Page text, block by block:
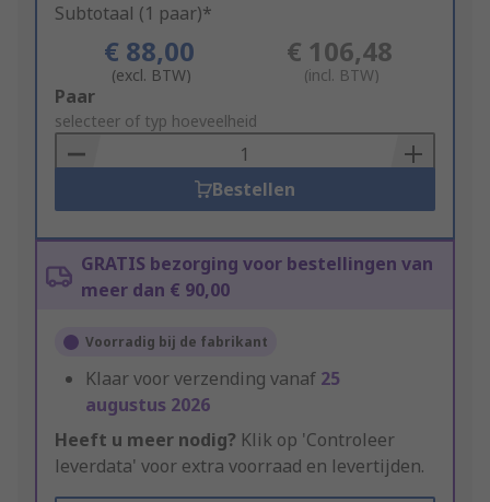
Subtotaal (1 paar)*
€ 88,00
(excl. BTW)
€ 106,48
(incl. BTW)
Add
to
Basket
Paar
selecteer of typ hoeveelheid
Bestellen
GRATIS bezorging voor bestellingen van
meer dan € 90,00
Voorradig bij de fabrikant
Klaar voor verzending vanaf 25
augustus 2026
Heeft u meer nodig? Klik op 'Controleer
leverdata' voor extra voorraad en levertijden.